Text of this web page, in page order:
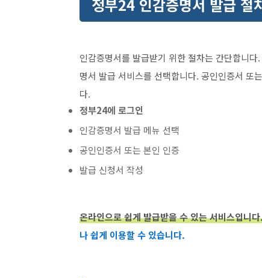
정부24 인감증명서 발급 절
인감증명서를 발급받기 위한 절차는 간단합니
명서 발급 서비스를 선택합니다. 공인인증서 또
다.
정부24에 로그인
인감증명서 발급 메뉴 선택
공인인증서 또는 본인 인증
발급 신청서 작성
온라인으로 쉽게 발급받을 수 있는 서비스입니
나 쉽게 이용할 수 있습니다.